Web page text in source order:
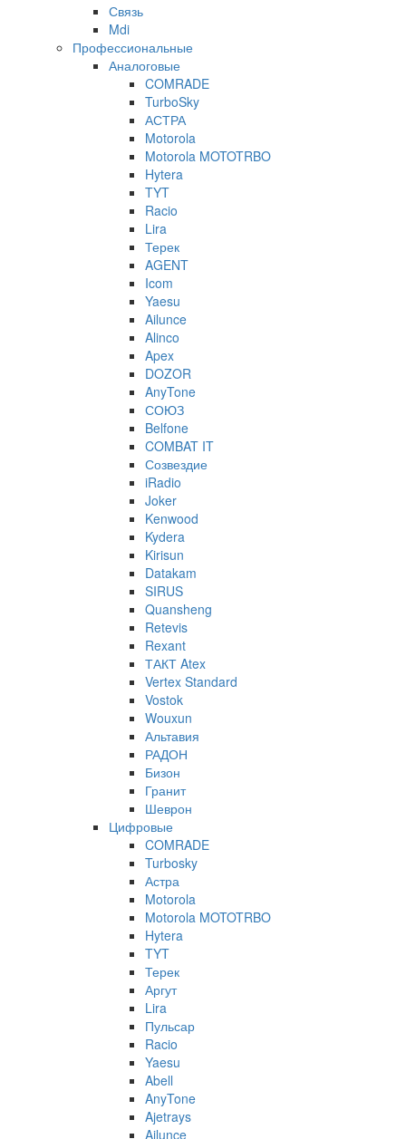
Связь
Mdi
Профессиональные
Аналоговые
COMRADE
TurboSky
АСТРА
Motorola
Motorola MOTOTRBO
Hytera
TYT
Racio
Lira
Терек
AGENT
Icom
Yaesu
Ailunce
Alinco
Apex
DOZOR
AnyTone
СОЮЗ
Belfone
COMBAT IT
Созвездие
iRadio
Joker
Kenwood
Kydera
Kirisun
Datakam
SIRUS
Quansheng
Retevis
Rexant
ТАКТ Atex
Vertex Standard
Vostok
Wouxun
Альтавия
РАДОН
Бизон
Гранит
Шеврон
Цифровые
COMRADE
Turbosky
Астра
Motorola
Motorola MOTOTRBO
Hytera
TYT
Терек
Аргут
Lira
Пульсар
Racio
Yaesu
Abell
AnyTone
Ajetrays
Ailunce